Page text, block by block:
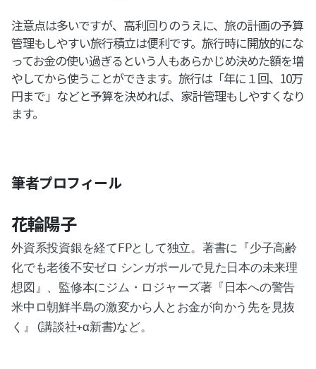
注意点は多いですが、高利回りのうえに、旅の計画の予算
管理もしやすい旅行積立は便利です。旅行時に開放的にな
ってお金の使い過ぎるという人もあらかじめ決めた額を増
やしてから使うことができます。旅行は「年に１回、10万
円まで」などと予算を決めれば、家計管理もしやすくなり
ます。
筆者プロフィール
花輪陽子
外資系投資銀を経てFPとして独立。著書に『少子高齢
化でも老後不安ゼロ シンガポールで見た日本の未来理
想図』、監修本にジム・ロジャーズ著『日本への警告
米中ロ朝鮮半島の激変から人とお金が向かう先を見抜
く』 (講談社+α新書)など。